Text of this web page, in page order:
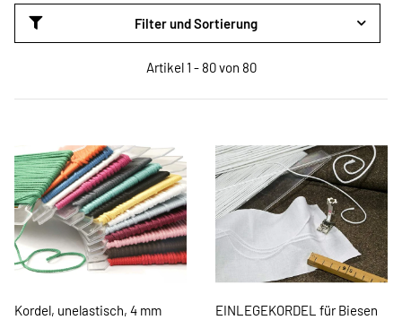
Filter und Sortierung
Artikel 1 - 80 von 80
Kordel, unelastisch, 4 mm
EINLEGEKORDEL für Biesen